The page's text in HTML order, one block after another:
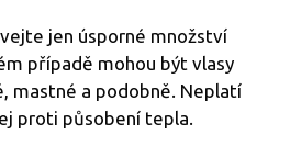
jen úsporné množství
případě mohou být vlasy
mastné a podobně. Neplatí
proti působení tepla.